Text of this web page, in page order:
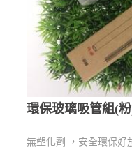
環保玻璃吸管組(
無塑化劑 ，安全環保好